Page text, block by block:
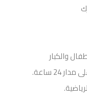
والكبار
24 ساعة.